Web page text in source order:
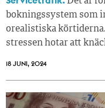
bokningssystem som
orealistiska
stressen hotar att
18 JUNI, 2024